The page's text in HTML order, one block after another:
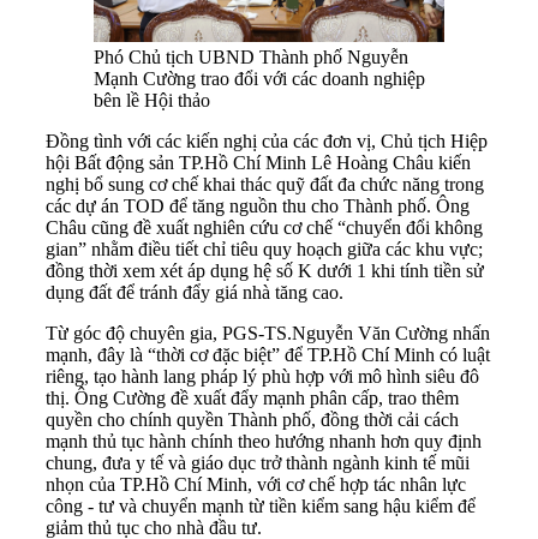
Phó Chủ tịch UBND Thành phố Nguyễn
Mạnh Cường trao đổi với các doanh nghiệp
bên lề Hội thảo
Đồng tình với các kiến nghị của các đơn vị, Chủ tịch Hiệp
hội Bất động sản TP.Hồ Chí Minh Lê Hoàng Châu kiến
nghị bổ sung cơ chế khai thác quỹ đất đa chức năng trong
các dự án TOD để tăng nguồn thu cho Thành phố. Ông
Châu cũng đề xuất nghiên cứu cơ chế “chuyển đổi không
gian” nhằm điều tiết chỉ tiêu quy hoạch giữa các khu vực;
đồng thời xem xét áp dụng hệ số K dưới 1 khi tính tiền sử
dụng đất để tránh đẩy giá nhà tăng cao.
Từ góc độ chuyên gia, PGS-TS.Nguyễn Văn Cường nhấn
mạnh, đây là “thời cơ đặc biệt” để TP.Hồ Chí Minh có luật
riêng, tạo hành lang pháp lý phù hợp với mô hình siêu đô
thị. Ông Cường đề xuất đẩy mạnh phân cấp, trao thêm
quyền cho chính quyền Thành phố, đồng thời cải cách
mạnh thủ tục hành chính theo hướng nhanh hơn quy định
chung, đưa y tế và giáo dục trở thành ngành kinh tế mũi
nhọn của TP.Hồ Chí Minh, với cơ chế hợp tác nhân lực
công - tư và chuyển mạnh từ tiền kiểm sang hậu kiểm để
giảm thủ tục cho nhà đầu tư.